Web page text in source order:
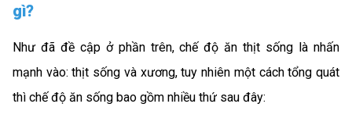
gì?
Như đã đề cập ở phần trên, chế độ ăn thịt sống là nhấn
mạnh vào: thịt sống và xương, tuy nhiên một cách tổng quát
thì chế độ ăn sống bao gồm nhiều thứ sau đây: